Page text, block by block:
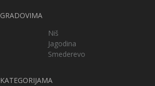
Niš
Jagodina
Smederevo